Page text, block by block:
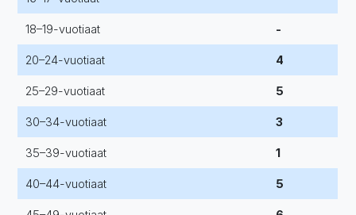
18–19-vuotiaat -
20–24-vuotiaat 4
25–29-vuotiaat 5
30–34-vuotiaat 3
35–39-vuotiaat 1
40–44-vuotiaat 5